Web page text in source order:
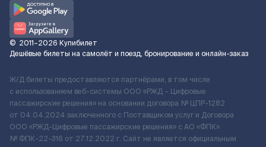
© 2011–2026 Купибилет
Дешёвые билеты на самолёт и поезд, бронирование и онлайн-заказ
Ж/Д билеты предоставляются партнёрами, в том числе
с использованием веб-системы ООО «РЖД – Цифровые
пассажирские решения» на основании договора № ЦПР-1282
от 04.04.2024 заключенного с Поставщиком услуг и Договора
ООО «РЖД-Цифровые пассажирские решения» c АО «ФПК»
№ ФПК-22-316 от 27.12.2022 г. Сайт не является официальным